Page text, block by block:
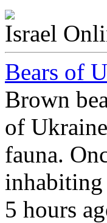
Israel
Bears of
Brown
of
fauna.
5 hours